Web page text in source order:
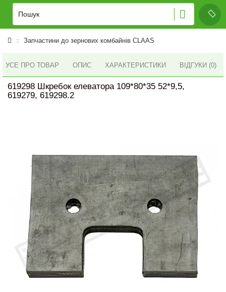
Запчастини до зернових комбайнів CLAAS
УСЕ ПРО ТОВАР ОПИС ХАРАКТЕРИСТИКИ ВІДГУКИ (0)
619298 Шкребок елеватора 109*80*35 52*9,5,
619279, 619298.2